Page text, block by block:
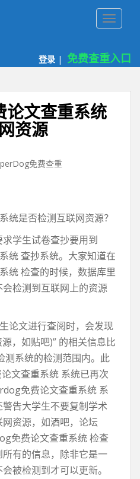
登录 | 免费查重入口
文查重系统
资源
免费查重
统是否检测互联网资源？
学生试卷查抄要用到
统 查抄系统。大家知道在
统 检查的时候，数据库里
检测到互联网上的资源
论文进行查阅时，会发现
，如贴吧)” 的相关信息比
系统的检测范围内。此
文查重系统 系统已再次
免费论文查重系统 系
告大学生不要复制学术
资源，如酒吧，论坛
免费论文查重系统 检查
有的信息，除非它是一
被检测到才可以更新。